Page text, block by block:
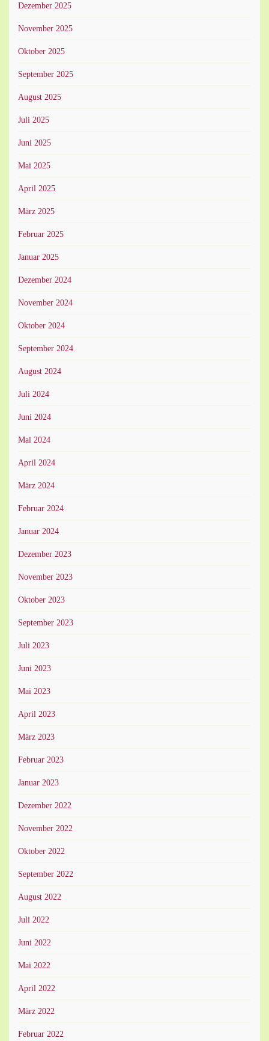
Dezember 2025
November 2025
Oktober 2025
September 2025
August 2025
Juli 2025
Juni 2025
Mai 2025
April 2025
März 2025
Februar 2025
Januar 2025
Dezember 2024
November 2024
Oktober 2024
September 2024
August 2024
Juli 2024
Juni 2024
Mai 2024
April 2024
März 2024
Februar 2024
Januar 2024
Dezember 2023
November 2023
Oktober 2023
September 2023
Juli 2023
Juni 2023
Mai 2023
April 2023
März 2023
Februar 2023
Januar 2023
Dezember 2022
November 2022
Oktober 2022
September 2022
August 2022
Juli 2022
Juni 2022
Mai 2022
April 2022
März 2022
Februar 2022